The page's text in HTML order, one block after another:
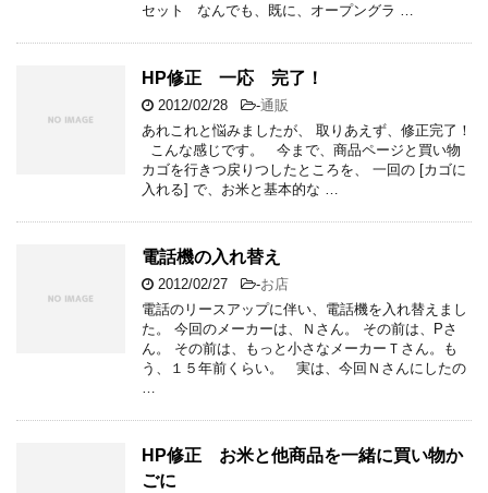
セット なんでも、既に、オープングラ …
HP修正 一応 完了！
2012/02/28 -通販
あれこれと悩みましたが、 取りあえず、修正完了！
こんな感じです。 今まで、商品ページと買い物
カゴを行きつ戻りつしたところを、 一回の [カゴに
入れる] で、お米と基本的な …
電話機の入れ替え
2012/02/27 -お店
電話のリースアップに伴い、電話機を入れ替えまし
た。 今回のメーカーは、Ｎさん。 その前は、Pさ
ん。 その前は、もっと小さなメーカーＴさん。も
う、１５年前くらい。 実は、今回Ｎさんにしたの
HP修正 お米と他商品を一緒に買い物か
ごに